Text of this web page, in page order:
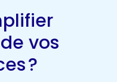
vos
?